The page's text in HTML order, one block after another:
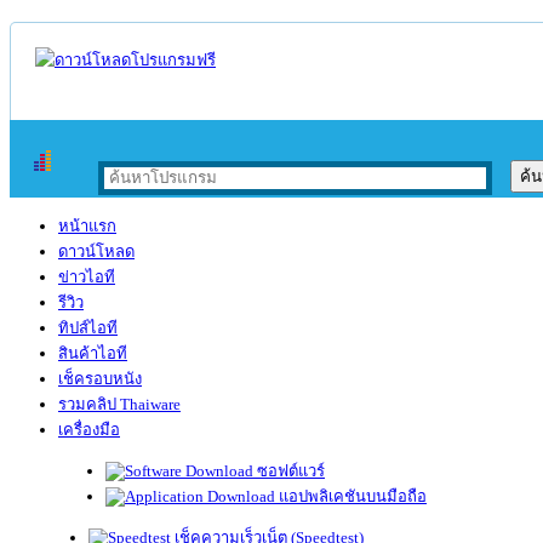
หน้าแรก
ดาวน์โหลด
ข่าวไอที
รีวิว
ทิปส์ไอที
สินค้าไอที
เช็ครอบหนัง
รวมคลิป Thaiware
เครื่องมือ
ซอฟต์แวร์
แอปพลิเคชันบนมือถือ
เช็คความเร็วเน็ต (Speedtest)